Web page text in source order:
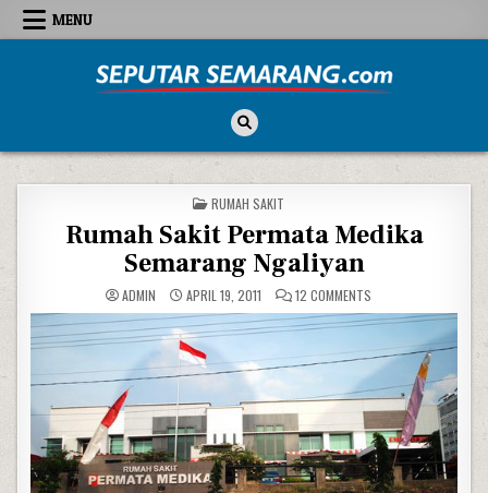
Skip to content
MENU
POSTED IN
RUMAH SAKIT
Rumah Sakit Permata Medika
Semarang Ngaliyan
ADMIN APRIL 19, 2011 12 COMMENTS